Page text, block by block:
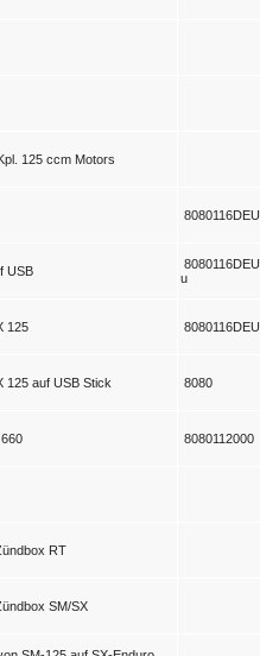
125 ccm Motors
8080116DEU
USB
8080116DEU
u
125 8080116DEU
125 auf USB Stick 8080
8080112000
RT
SM/SX